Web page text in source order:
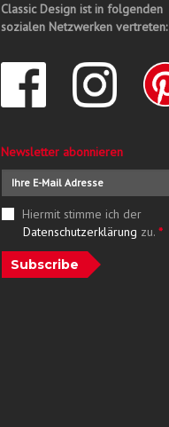
Classic Design ist in folgenden
sozialen Netzwerken vertreten:
Newsletter abonnieren
Hiermit stimme ich der
Datenschutzerklärung zu. *
Subscribe